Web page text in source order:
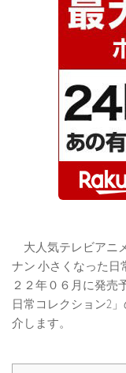
大人気テレビアニ
ナン 小さくなった日
２２年０６月に発売
日常コレクション2
介します。